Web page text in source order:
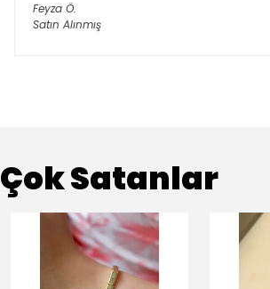
Feyza Ö.
Satın Alınmış
Çok Satanlar